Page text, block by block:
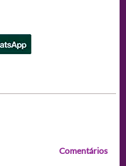
Comentários